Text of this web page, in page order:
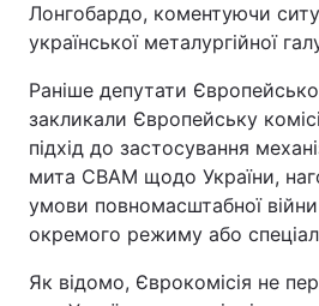
Лонгобардо, коментуючи
української металургійної
Раніше депутати
закликали Європейську
підхід до застосування
мита CBAM щодо України,
умови повномасштабної
окремого режиму або
Як відомо, Єврокомісія не